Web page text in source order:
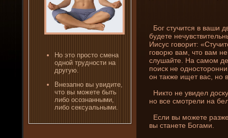
Но это просто смена
одной трудности на
другую.
Внезапно вы увидите,
что вы можете быть
либο осознанными,
либο сексуальными.
Бог стучится в ваши
буде­те
Иисус говорит:
говорю вам, что вам не
слушайте. На самом
поиск не
он также ищет вас, но
Никто не увиде­л
но все смотрели на
Если вы можете
вы станете Богами.